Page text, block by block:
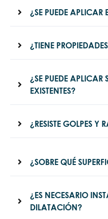
¿SE PUEDE APLICAR
¿TIENE
¿SE PUEDE APLICAR
EXISTENTES?
¿RESISTE GOLPES Y
¿SOBRE QUÉ
¿ES NECESARIO
DILATACIÓN?